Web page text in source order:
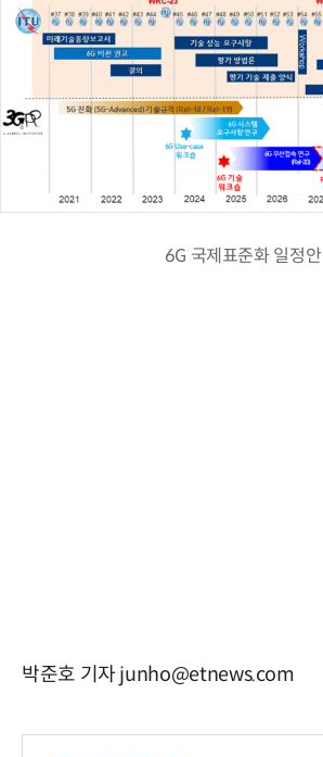
6G 국제표준화 일정안
박준호 기자 junho@etnews.com